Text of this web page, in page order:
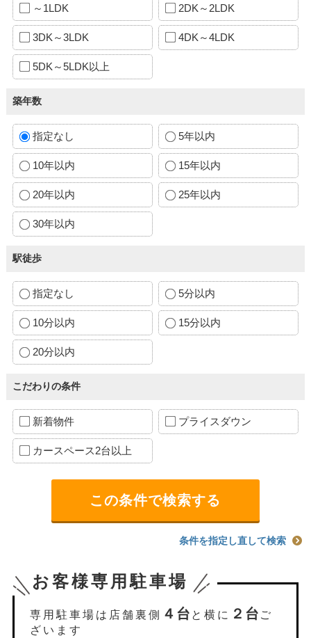
～1LDK 2DK～2LDK
3DK～3LDK 4DK～4LDK
5DK～5LDK以上
築年数
指定なし 5年以内
10年以内 15年以内
20年以内 25年以内
30年以内
駅徒歩
指定なし 5分以内
10分以内 15分以内
20分以内
こだわりの条件
新着物件 プライスダウン
カースペース2台以上
条件を指定し直して検索
お客様専用駐車場
専用駐車場は店舗裏側 ４台 と横に ２台 ご
ざいます